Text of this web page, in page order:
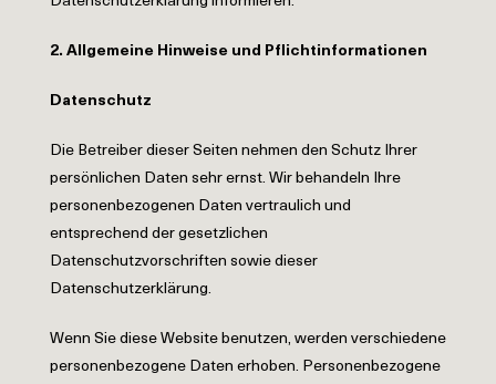
2. Allgemeine Hinweise und Pflichtinformationen
Datenschutz
Die Betreiber dieser Seiten nehmen den Schutz Ihrer
persönlichen Daten sehr ernst. Wir behandeln Ihre
personenbezogenen Daten vertraulich und
entsprechend der gesetzlichen
Datenschutzvorschriften sowie dieser
Datenschutzerklärung.
Wenn Sie diese Website benutzen, werden verschiedene
personenbezogene Daten erhoben. Personenbezogene